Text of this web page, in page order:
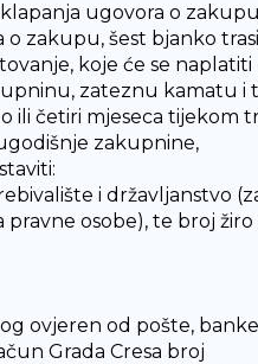
ugovora o
zakupu, šest bjanko
koje će se
zateznu kamatu i
ili četiri mjeseca tijekom
zakupnine,
i državljanstvo
osobe), te broj
ovjeren od pošte,
Grada Cresa broj